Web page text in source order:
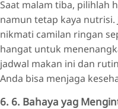
Saat malam tiba, pilihlah
namun tetap kaya nutrisi.
nikmati camilan ringan
hangat untuk
jadwal makan ini dan
Anda bisa menjaga
6. 6. Bahaya yag